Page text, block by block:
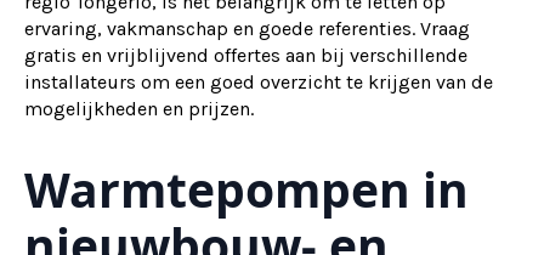
ervaring, vakmanschap en goede referenties. Vraag
gratis en vrijblijvend offertes aan bij verschillende
installateurs om een goed overzicht te krijgen van de
mogelijkheden en prijzen.
Warmtepompen in